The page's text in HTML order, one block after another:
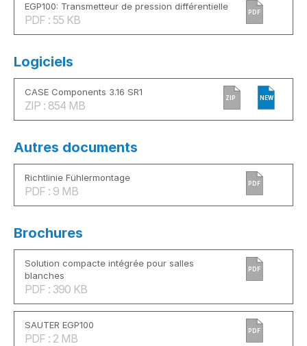
EGP100: Transmetteur de pression différentielle
PDF : 55 KB
PDF
Logiciels
CASE Components 3.16 SR1
ZIP : 854 MB
ZIP NEW
Autres documents
Richtlinie Fühlermontage
PDF : 9 MB
PDF
Brochures
Solution compacte intégrée pour salles
blanches
PDF : 390 KB
PDF
SAUTER EGP100
PDF : 2 MB
PDF